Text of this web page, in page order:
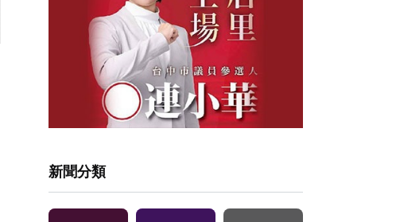
新聞分類